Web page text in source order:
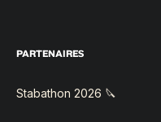
PARTENAIRES
Stabathon 2026 🔪